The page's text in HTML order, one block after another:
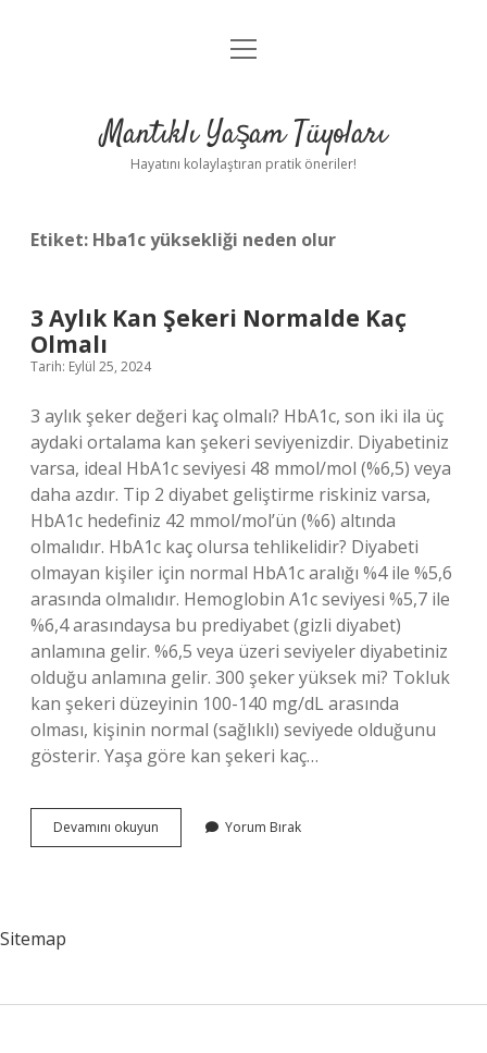
Anasayfa
Yasal Uyarı
menüyü
Mantıklı Yaşam Tüyoları
Hayatını kolaylaştıran pratik öneriler!
Etiket: Hba1c yüksekliği neden olur
3 Aylık Kan Şekeri Normalde Kaç
Olmalı
Tarih: Eylül 25, 2024
3 aylık şeker değeri kaç olmalı? HbA1c, son iki ila üç
aydaki ortalama kan şekeri seviyenizdir. Diyabetiniz
varsa, ideal HbA1c seviyesi 48 mmol/mol (%6,5) veya
daha azdır. Tip 2 diyabet geliştirme riskiniz varsa,
HbA1c hedefiniz 42 mmol/mol’ün (%6) altında
olmalıdır. HbA1c kaç olursa tehlikelidir? Diyabeti
olmayan kişiler için normal HbA1c aralığı %4 ile %5,6
arasında olmalıdır. Hemoglobin A1c seviyesi %5,7 ile
%6,4 arasındaysa bu prediyabet (gizli diyabet)
anlamına gelir. %6,5 veya üzeri seviyeler diyabetiniz
olduğu anlamına gelir. 300 şeker yüksek mi? Tokluk
kan şekeri düzeyinin 100-140 mg/dL arasında
olması, kişinin normal (sağlıklı) seviyede olduğunu
gösterir. Yaşa göre kan şekeri kaç…
Devamını okuyun
Aylık
Yorum Bırak
Sitemap